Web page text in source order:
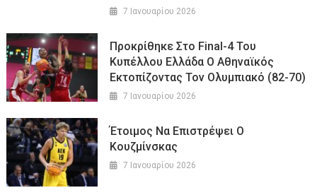
7 Ιανουαρίου 2026
Προκρίθηκε Στο Final-4 Του
Κυπέλλου Ελλάδα Ο Αθηναϊκός
Εκτοπίζοντας Τον Ολυμπιακό (82-70)
7 Ιανουαρίου 2026
Έτοιμος Να Επιστρέψει Ο
Κουζμίνσκας
7 Ιανουαρίου 2026